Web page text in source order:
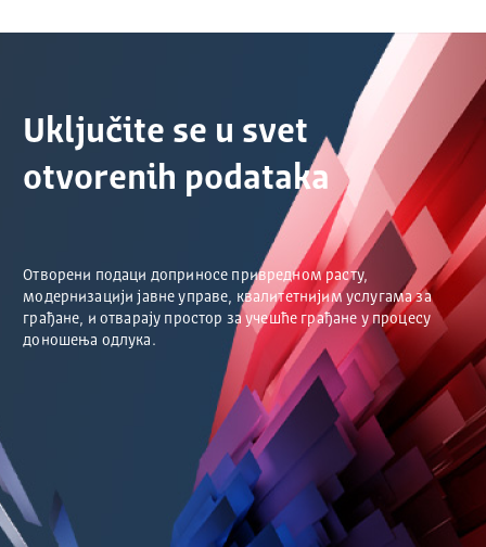
Uključite se u svet
otvorenih podataka
Отворени подаци доприносе привредном расту,
модернизацији јавне управе, квалитетнијим услугама за
грађане, и отварају простор за учешће грађане у процесу
доношења одлука.